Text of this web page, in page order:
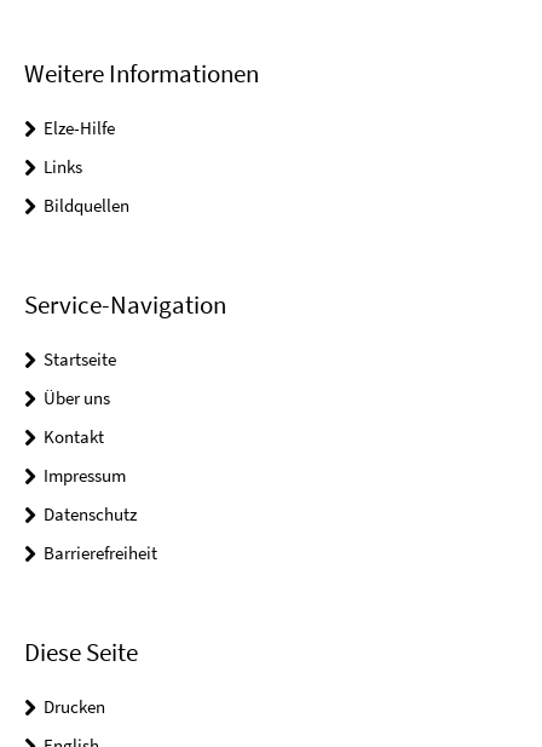
Weitere Informationen
Elze-Hilfe
Links
Bildquellen
Service-Navigation
Startseite
Über uns
Kontakt
Impressum
Datenschutz
Barrierefreiheit
Diese Seite
Drucken